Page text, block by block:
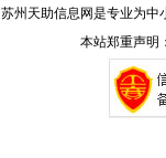
苏州天助信息网是专业为中
本站郑重声明